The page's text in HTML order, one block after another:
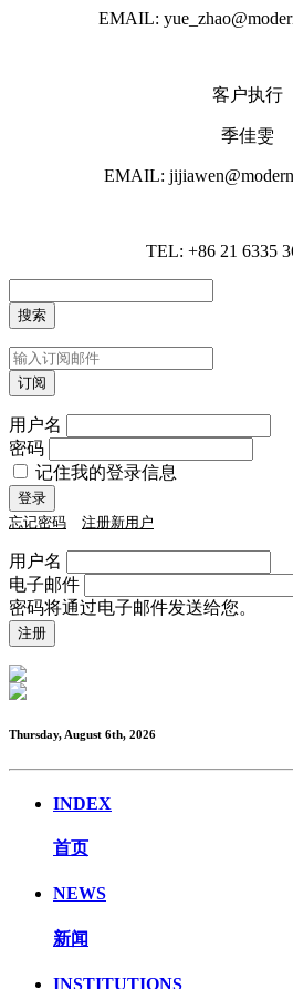
EMAIL:
客户执行
季佳雯
EMAIL:
TEL: +86 21 6335
用户名
密码
记住我的登录信息
忘记密码 注册新用户
用户名
电子邮件
密码将通过电子邮件发送给您。
Thursday, August 6th, 2026
INDEX
首页
NEWS
新闻
INSTITUTIONS